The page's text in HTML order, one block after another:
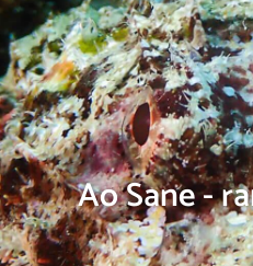
Ao Sane -